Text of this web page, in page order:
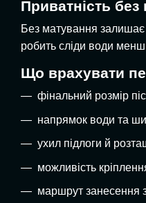
Приватність без
Без матування залишає
робить сліди води
Що врахувати
фінальний розмір
напрямок води та
ухил підлоги й
можливість
маршрут занесення